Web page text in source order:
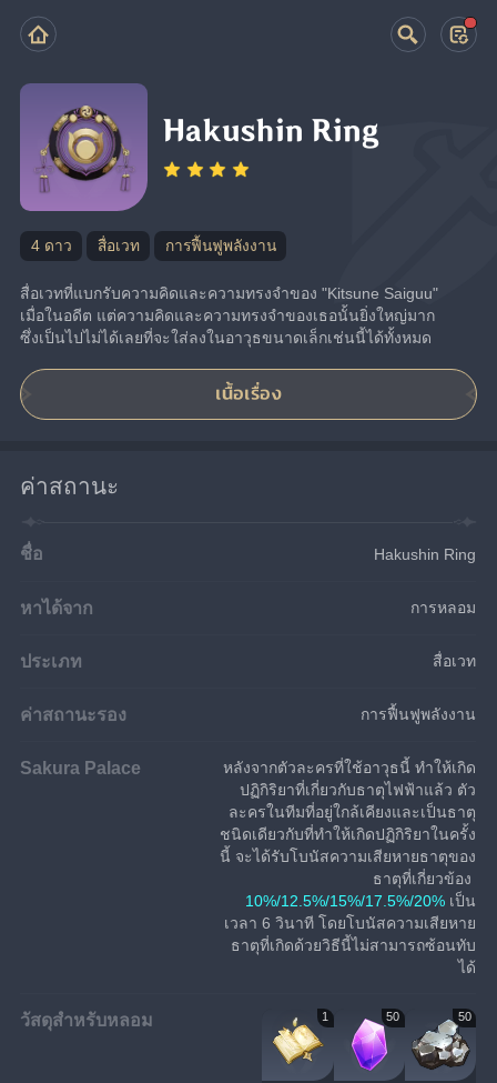
Hakushin Ring
4 ดาว สื่อเวท การฟื้นฟูพลังงาน
สื่อเวทที่แบกรับความคิดและความทรงจำของ "Kitsune Saiguu"
เมื่อในอดีต แต่ความคิดและความทรงจำของเธอนั้นยิ่งใหญ่มาก
ซึ่งเป็นไปไม่ได้เลยที่จะใส่ลงในอาวุธขนาดเล็กเช่นนี้ได้ทั้งหมด
เนื้อเรื่อง
ค่าสถานะ
ชื่อ Hakushin Ring
หาได้จาก การหลอม
ประเภท สื่อเวท
ค่าสถานะรอง การฟื้นฟูพลังงาน
Sakura Palace
หลังจากตัวละครที่ใช้อาวุธนี้ ทำให้เกิด
ปฏิกิริยาที่เกี่ยวกับธาตุไฟฟ้าแล้ว ตัว
ละครในทีมที่อยู่ใกล้เคียงและเป็นธาตุ
ชนิดเดียวกับที่ทำให้เกิดปฏิกิริยาในครั้ง
นี้ จะได้รับโบนัสความเสียหายธาตุของ
ธาตุที่เกี่ยวข้อง
10%/12.5%/15%/17.5%/20% เป็น
เวลา 6 วินาที โดยโบนัสความเสียหาย
ธาตุที่เกิดด้วยวิธีนี้ไม่สามารถซ้อนทับ
ได้
วัสดุสำหรับหลอม 1 50 50